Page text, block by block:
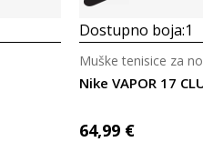
Dostupno boja:1
Nike VAPOR 17
Muške tenisice za
64,99 €